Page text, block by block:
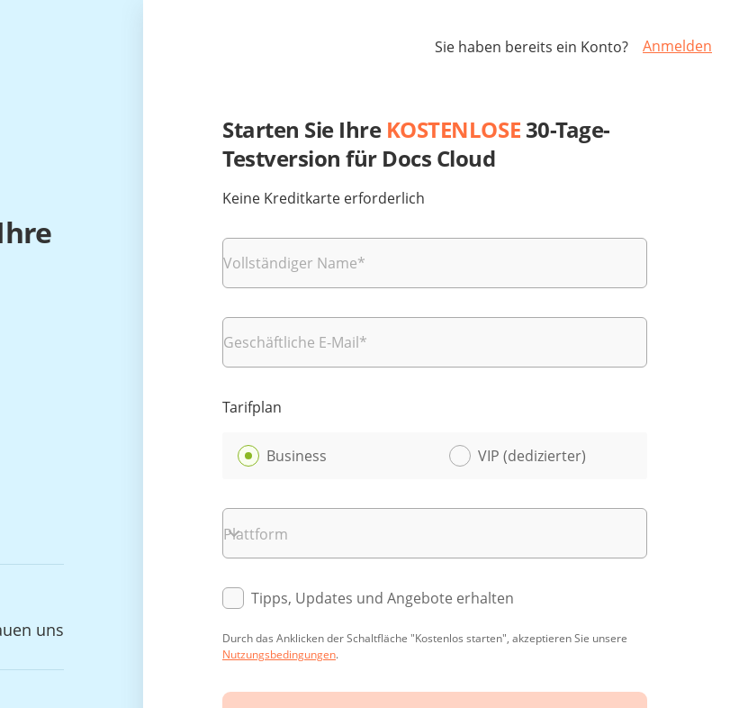
uns
Sie haben bereits ein Konto? Anmelden
Starten Sie Ihre KOSTENLOSE 30-Tage-
Testversion für Docs Cloud
Keine Kreditkarte erforderlich
Vollständiger Name*
Geschäftliche E-Mail*
Tarifplan
Business VIP (dedizierter)
Plattform
Tipps, Updates und Angebote erhalten
Durch das Anklicken der Schaltfläche "Kostenlos starten", akzeptieren Sie unsere
Nutzungsbedingungen.